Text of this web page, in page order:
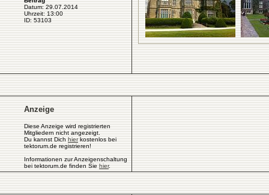
Datum: 29.07.2014
Uhrzeit: 13:00
ID: 53103
Anzeige
Diese Anzeige wird registrierten
Mitgliedern nicht angezeigt.
Du kannst Dich hierkostenlos bei
tektorum.de registrieren!
Informationen zur Anzeigenschaltung
bei tektorum.de finden Sie hier.